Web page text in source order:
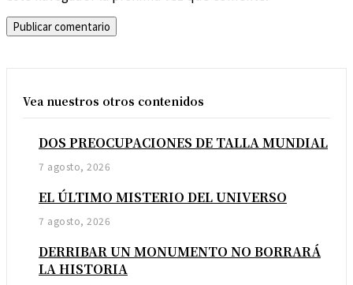
Vea nuestros otros contenidos
DOS PREOCUPACIONES DE TALLA MUNDIAL
7 agosto, 2026
EL ÚLTIMO MISTERIO DEL UNIVERSO
7 agosto, 2026
DERRIBAR UN MONUMENTO NO BORRARÁ
LA HISTORIA